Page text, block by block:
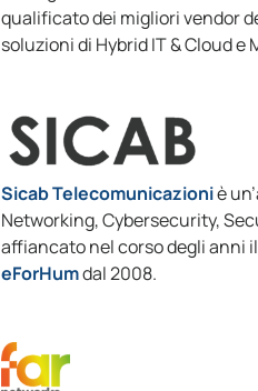
qualificato dei migliori vendor
soluzioni di Hybrid IT & Cloud
Sicab Telecomunicazioniè
Networking, Cybersecurity,
affiancato nel corso degli anni
eForHumdal 2008.